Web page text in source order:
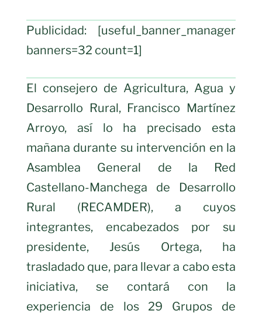
Publicidad: [useful_banner_manager
banners=32 count=1]
El consejero de Agricultura, Agua y
Desarrollo Rural, Francisco Martínez
Arroyo, así lo ha precisado esta
mañana durante su intervención en la
Asamblea General de la Red
Castellano-Manchega de Desarrollo
Rural (RECAMDER), a cuyos
integrantes, encabezados por su
presidente, Jesús Ortega, ha
trasladado que, para llevar a cabo esta
iniciativa, se contará con la
experiencia de los 29 Grupos de